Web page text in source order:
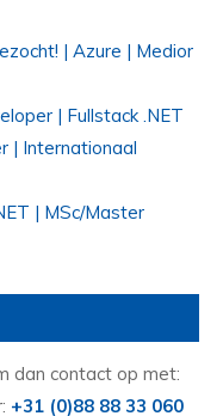
| Azure | Medior
| Fullstack .NET
| Internationaal
| MSc/Master
dan contact op met:
+31 (0)88 88 33 060